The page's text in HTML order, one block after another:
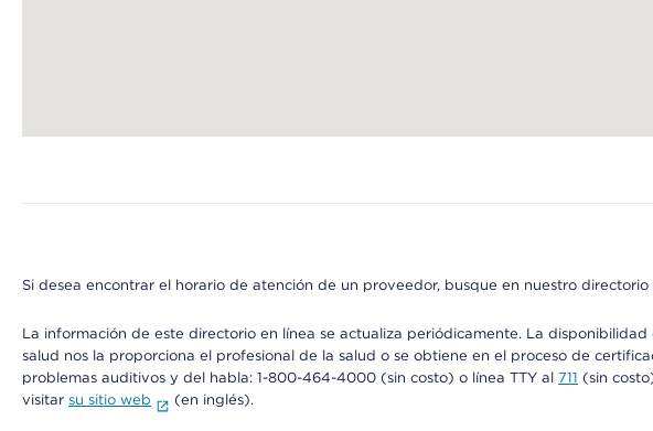
Si desea encontrar el horario de atención de un proveedor, busque en nuestro
La información de este directorio en línea se actualiza periódicamente. La
salud nos la proporciona el profesional de la salud o se obtiene en el proceso de
problemas auditivos y del habla: 1-800-464-4000 (sin costo) o línea TTY al 711 (sin
visitar su sitio web (en inglés).